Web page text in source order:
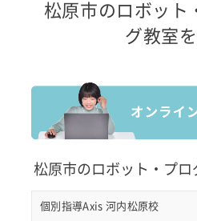
松原市のロボット
グ教室
松原市のロボット・プ
個別指導Axis 河内松原校